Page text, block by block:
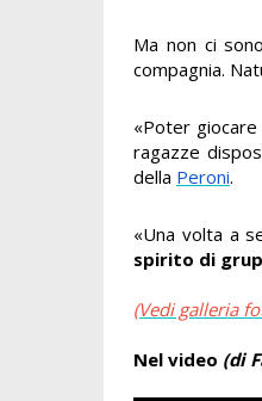
Ma non ci
compagnia.
«Poter
ragazze
della Peroni.
«Una volta a
spirito di
(Vedi galleria
Nel video (di